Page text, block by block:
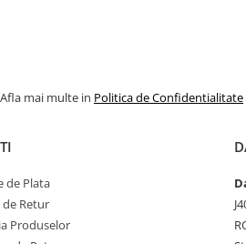
mai multe in Politica de Confidentialitate
de Plata
de Retur
Produselor